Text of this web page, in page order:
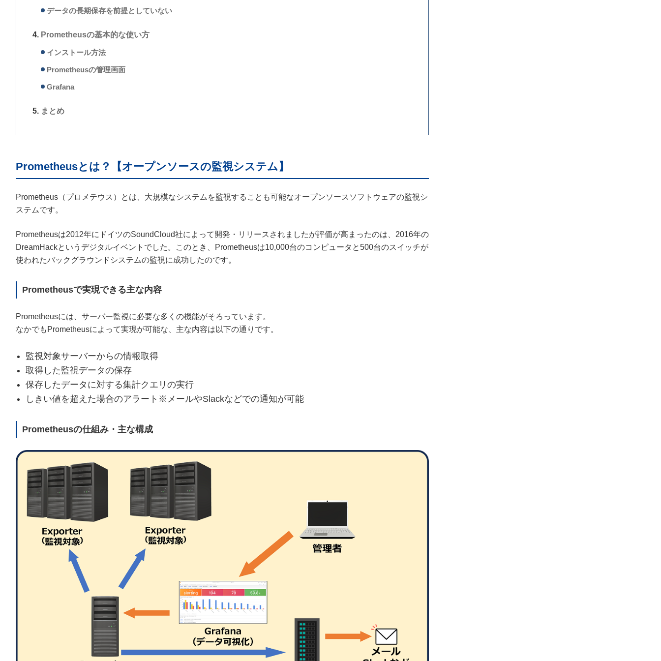
データの長期保存を前提としていない
Prometheusの基本的な使い方
インストール方法
Prometheusの管理画面
Grafana
まとめ
Prometheusとは？【オープンソースの監視システム】
Prometheus（プロメテウス）とは、大規模なシステムを監視することも可能なオープンソースソフトウェアの監視シ
ステムです。
Prometheusは2012年にドイツのSoundCloud社によって開発・リリースされましたが評価が高まったのは、2016年の
DreamHackというデジタルイベントでした。このとき、Prometheusは10,000台のコンピュータと500台のスイッチが
使われたバックグラウンドシステムの監視に成功したのです。
Prometheusで実現できる主な内容
Prometheusには、サーバー監視に必要な多くの機能がそろっています。
なかでもPrometheusによって実現が可能な、主な内容は以下の通りです。
監視対象サーバーからの情報取得
取得した監視データの保存
保存したデータに対する集計クエリの実行
しきい値を超えた場合のアラート※メールやSlackなどでの通知が可能
Prometheusの仕組み・主な構成